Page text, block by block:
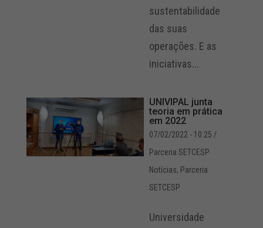
sustentabilidade
das suas
operações. E as
iniciativas...
UNIVIPAL junta
teoria em prática
em 2022
07/02/2022 - 10:25 /
Parceria SETCESP
Notícias, Parceria
SETCESP
Universidade